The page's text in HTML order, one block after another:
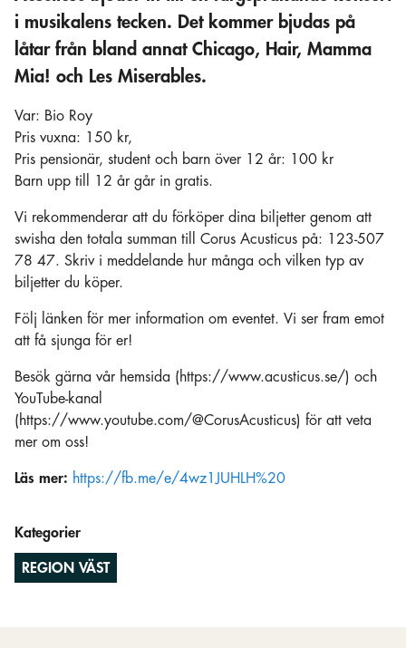
i musikalens tecken. Det kommer bjudas på
låtar från bland annat Chicago, Hair, Mamma
Mia! och Les Miserables.
Var: Bio Roy
Pris vuxna: 150 kr,
Pris pensionär, student och barn över 12 år: 100 kr
Barn upp till 12 år går in gratis.
Vi rekommenderar att du förköper dina biljetter genom att
swisha den totala summan till Corus Acusticus på: 123-507
78 47. Skriv i meddelande hur många och vilken typ av
biljetter du köper.
Följ länken för mer information om eventet. Vi ser fram emot
att få sjunga för er!
Besök gärna vår hemsida (https://www.acusticus.se/) och
YouTube-kanal
(https://www.youtube.com/@CorusAcusticus) för att veta
mer om oss!
Läs mer: https://fb.me/e/4wz1JUHLH%20
Kategorier
REGION VÄST